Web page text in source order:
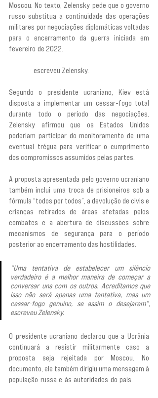
Moscou. No texto, Zelensky pede que o governo
russo substitua a continuidade das operações
militares por negociações diplomáticas voltadas
para o encerramento da guerra iniciada em
fevereiro de 2022.
escreveu Zelensky.
Segundo o presidente ucraniano, Kiev está
disposta a implementar um cessar-fogo total
durante todo o período das negociações.
Zelensky afirmou que os Estados Unidos
poderiam participar do monitoramento de uma
eventual trégua para verificar o cumprimento
dos compromissos assumidos pelas partes.
A proposta apresentada pelo governo ucraniano
também inclui uma troca de prisioneiros sob a
fórmula “todos por todos”, a devolução de civis e
crianças retirados de áreas afetadas pelos
combates e a abertura de discussões sobre
mecanismos de segurança para o período
posterior ao encerramento das hostilidades.
“Uma tentativa de estabelecer um silêncio
verdadeiro é a melhor maneira de começar a
conversar uns com os outros. Acreditamos que
isso não será apenas uma tentativa, mas um
cessar-fogo genuíno, se assim o desejarem”,
escreveu Zelensky.
O presidente ucraniano declarou que a Ucrânia
continuará a resistir militarmente caso a
proposta seja rejeitada por Moscou. No
documento, ele também dirigiu uma mensagem à
população russa e às autoridades do país.